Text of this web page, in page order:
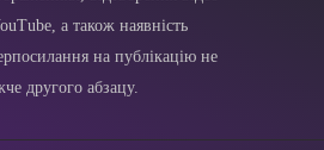
а також наявність
на публікацію не
другого абзацу.